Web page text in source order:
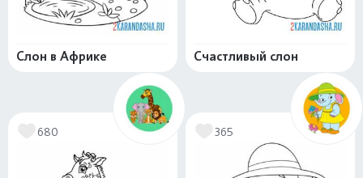
Слон в Африке Счастливый слон
680 365